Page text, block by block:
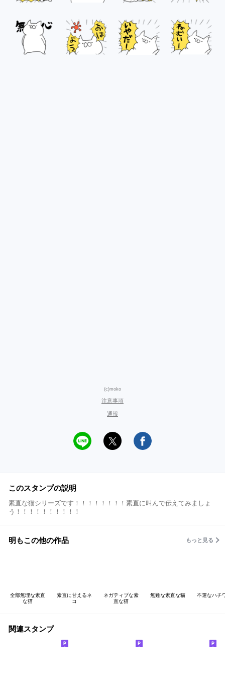
(c)moko
注意事項
通報
このスタンプの説明
素直な猫シリーズです！！！！！！！！素直に叫んで伝えてみましょ
う！！！！！！！！！！
明もこの他の作品 もっと見る
全部無理な素直
な猫
素直に甘えるネ
コ
ネガティブな素
直な猫
無難な素直な猫 不運なハチ
関連スタンプ